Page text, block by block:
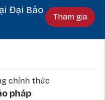
Đại Bảo
Tham gia
chính thức
pháp